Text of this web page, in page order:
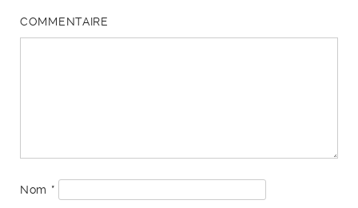
COMMENTAIRE
Nom *